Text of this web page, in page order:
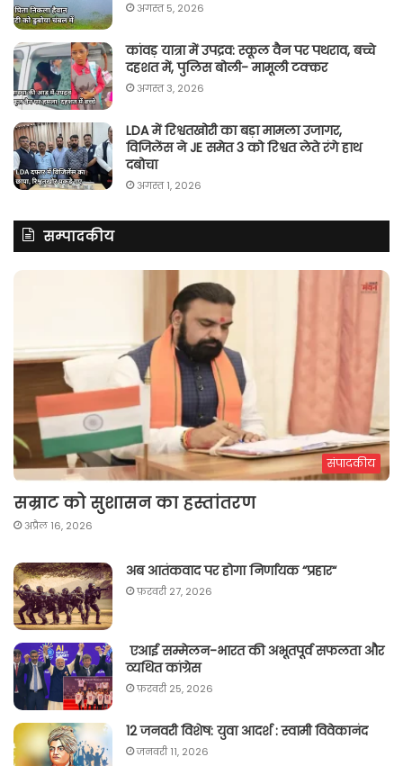
अगस्त 5, 2026
कांवड़ यात्रा में उपद्रव: स्कूल वैन पर पथराव, बच्चे
दहशत में, पुलिस बोली- मामूली टक्कर
अगस्त 3, 2026
LDA में रिश्वतखोरी का बड़ा मामला उजागर,
विजिलेंस ने JE समेत 3 को रिश्वत लेते रंगे हाथ
दबोचा
अगस्त 1, 2026
सम्पादकीय
संपादकीय
सम्राट को सुशासन का हस्तांतरण
अप्रैल 16, 2026
अब आतंकवाद पर होगा निर्णायक “प्रहार“
फ़रवरी 27, 2026
एआई सम्मेलन-भारत की अभूतपूर्व सफलता और
व्यथित कांग्रेस
फ़रवरी 25, 2026
12 जनवरी विशेष: युवा आदर्श : स्वामी विवेकानंद
जनवरी 11, 2026